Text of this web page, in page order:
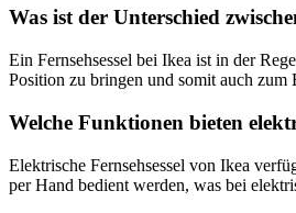
Was ist der Unterschied
Ein Fernsehsessel bei Ikea ist in der
Position zu bringen und somit auch zum
Welche Funktionen bieten
Elektrische Fernsehsessel von Ikea
per Hand bedient werden, was bei